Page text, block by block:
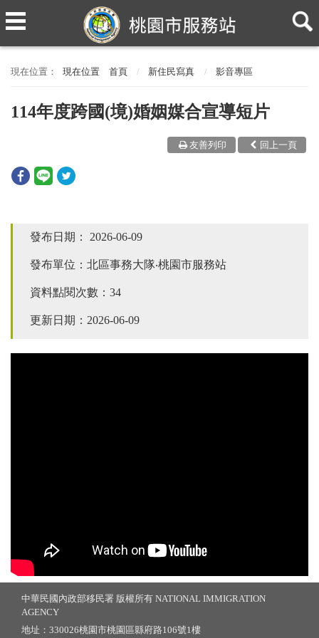
現在位置 首頁 新住民寫真 影音專區
114年度跨國(境)婚姻媒合宣導短片
回上一頁
友善列印
發布日期： 2026-06-09
發布單位：北區事務大隊‧桃園市服務站
資料點閱次數：34
更新日期：2026-06-09
中華民國內政部移民署 版權所有 NATIONAL IMMIGRATION
AGENCY
地址：330026桃園市桃園區縣府路106號1樓